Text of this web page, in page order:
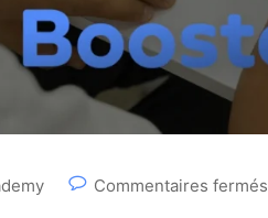
Commentaires fermés